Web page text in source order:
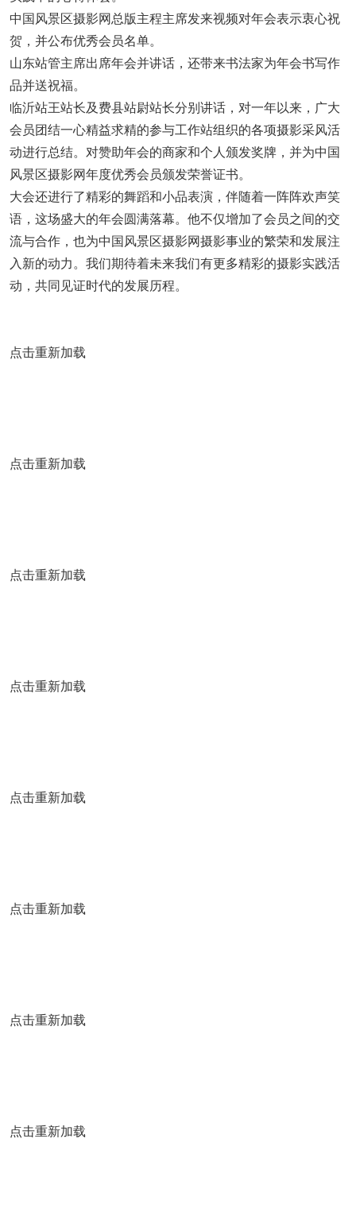
中国风景区摄影网总版主程主席发来视频对年会表示衷心祝
贺，并公布优秀会员名单。
山东站管主席出席年会并讲话，还带来书法家为年会书写作
品并送祝福。
临沂站王站长及费县站尉站长分别讲话，对一年以来，广大
会员团结一心精益求精的参与工作站组织的各项摄影采风活
动进行总结。对赞助年会的商家和个人颁发奖牌，并为中国
风景区摄影网年度优秀会员颁发荣誉证书。
大会还进行了精彩的舞蹈和小品表演，伴随着一阵阵欢声笑
语，这场盛大的年会圆满落幕。他不仅增加了会员之间的交
流与合作，也为中国风景区摄影网摄影事业的繁荣和发展注
入新的动力。我们期待着未来我们有更多精彩的摄影实践活
动，共同见证时代的发展历程。
点击重新加载
点击重新加载
点击重新加载
点击重新加载
点击重新加载
点击重新加载
点击重新加载
点击重新加载